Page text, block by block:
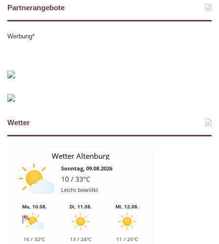
Partnerangebote
Werbung*
Wetter
Wetter Altenburg
Sonntag, 09.08.2026
10 / 33°C
Leicht bewölkt
Mo, 10.08.
16 / 32°C
Di, 11.08.
13 / 24°C
Mi, 12.08.
11 / 25°C